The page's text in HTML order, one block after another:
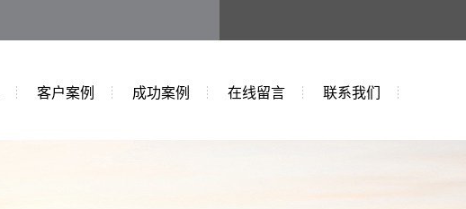
客户案例 成功案例 在线留言 联系我们